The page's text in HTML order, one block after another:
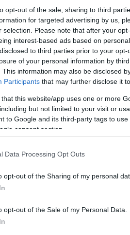
opt-out of the sale, sharing to third
for targeted advertising by us,
selection. Please note that after your
interest-based ads based on
to third parties prior to your
of your personal information by
This information may also be disclosed
Participants that may further disclose it
that this website/app uses one or more
but not limited to your visit or
to Google and its third-party tags to
consent section.
Data Processing Opt Outs
opt-out of the Sharing of my personal
opt-out of the Sale of my Personal Data.
per l’Italia
cloud federatoin Italia si
particolare nel contesto dell’
modello si propone di
center regionali,
ma anche la